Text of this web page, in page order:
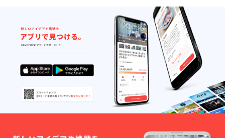
泊は予
約が必
要、紅
葉シー
ズンは
混雑が
予想さ
れま
す。駐
車場は
ありま
す。